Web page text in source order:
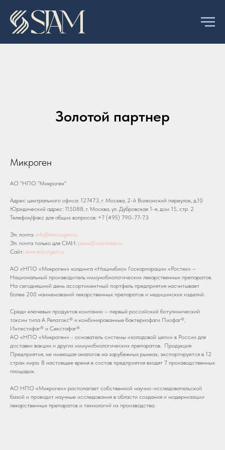
Золотой партнер
Микроген
АО "НПО "Микроген"
Адрес центрального офиса: 127473, г. Москва, 2-й Волконский переулок, д.10
Юридический адрес: 115088, г. Москва, ул. Дубровская 1-я, дом 15, стр. 2
Телефон/факс для общих вопросов: +7 (495) 790-77-73
Эл. почта: info@microgen.ru
Эл. почта только для СМИ: press@nacimbio.ru
Сайт: www.microgen.ru
АО «НПО «Микроген» холдинга «Нацимбио» Госкорпорации «Ростех» –
Национальный производитель иммунобиологических лекарственных препаратов.
На сегодняшний день ассортиментный портфель предприятия насчитывает
более 200 наименований лекарственных препаратов и медицинских изделий.
Среди ключевых продуктов компании – первый российский ботулинический
токсин типа А Релатокс® и комбинированные бактериофаги Пиофаг®,
Интестифаг® и Секстафаг®.
АО «НПО «Микроген» - основатель системы «холодовой цепи» в России для
доставки вакцин и других иммунобиологических препаратов. Продукция
Предприятия, не имеющая аналогов на зарубежных рынках, экспортируется в 12
стран мира. В настоящее время в состав предприятия входят 7 производственных
площадок.
АО НПО «Микроген» располагает собственной научно-исследовательской
базой и проводит научные исследования в области создания и модернизации
лекарственных препаратов и технологий их производства.